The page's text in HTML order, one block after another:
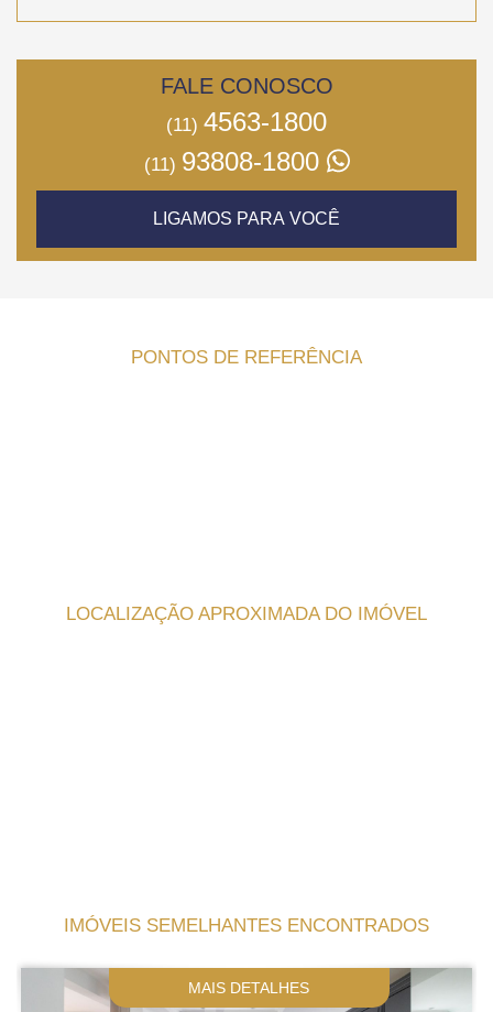
FALE CONOSCO
(11) 4563-1800
(11) 93808-1800
LIGAMOS PARA VOCÊ
PONTOS DE REFERÊNCIA
LOCALIZAÇÃO APROXIMADA DO IMÓVEL
IMÓVEIS SEMELHANTES ENCONTRADOS
MAIS DETALHES